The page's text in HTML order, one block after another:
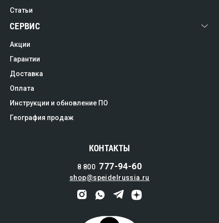
Статьи
СЕРВИС
Акции
Гарантии
Доставка
Оплата
Инструкции и обновление ПО
География продаж
КОНТАКТЫ
8 800 777-94-60
shop@speidelrussia.ru